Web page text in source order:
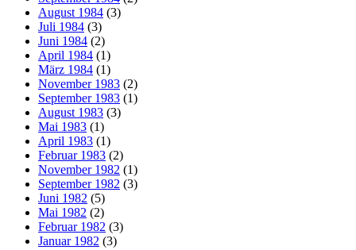
August 1984 (3)
Juli 1984 (3)
Juni 1984 (2)
April 1984 (1)
März 1984 (1)
November 1983 (2)
September 1983 (1)
August 1983 (3)
Mai 1983 (1)
April 1983 (1)
Februar 1983 (2)
November 1982 (1)
September 1982 (3)
Juni 1982 (5)
Mai 1982 (2)
Februar 1982 (3)
Januar 1982 (3)